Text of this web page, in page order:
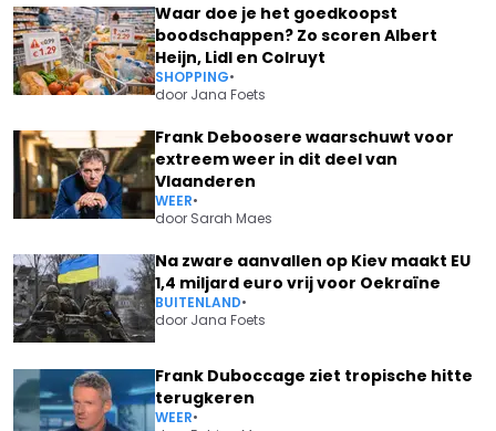
Waar doe je het goedkoopst
boodschappen? Zo scoren Albert
Heijn, Lidl en Colruyt
SHOPPING•
door Jana Foets
Frank Deboosere waarschuwt voor
extreem weer in dit deel van
Vlaanderen
WEER•
door Sarah Maes
Na zware aanvallen op Kiev maakt EU
1,4 miljard euro vrij voor Oekraïne
BUITENLAND•
door Jana Foets
Frank Duboccage ziet tropische hitte
terugkeren
WEER•